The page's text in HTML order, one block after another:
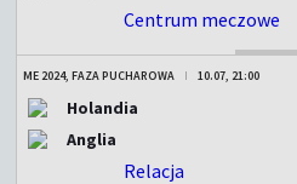
Centrum meczowe
ME 2024, FAZA PUCHAROWA 10.07, 21:00
Holandia
Anglia
Relacja